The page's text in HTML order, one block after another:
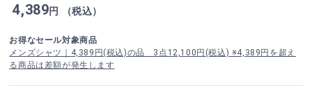
4,389円 （税込）
お得なセール対象商品
メンズシャツ｜4,389円(税込)の品 3点12,100円(税込) ※4,389円を超え
る商品は差額が発生します